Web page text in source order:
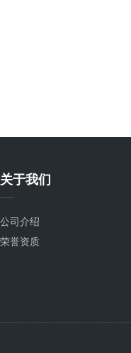
关于我们
公司介绍
荣誉资质